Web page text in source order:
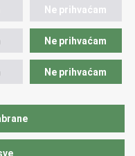
Hrvatsku
Ne prihvaćam
Ne prihvaćam
Ne prihvaćam